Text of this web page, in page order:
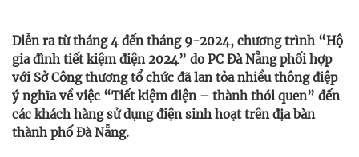
Diễn ra từ tháng 4 đến tháng 9-2024, chương trình “Hộ
gia đình tiết kiệm điện 2024” do PC Đà Nẵng phối hợp
với Sở Công thương tổ chức đã lan tỏa nhiều thông điệp
ý nghĩa về việc “Tiết kiệm điện – thành thói quen” đến
các khách hàng sử dụng điện sinh hoạt trên địa bàn
thành phố Đà Nẵng.